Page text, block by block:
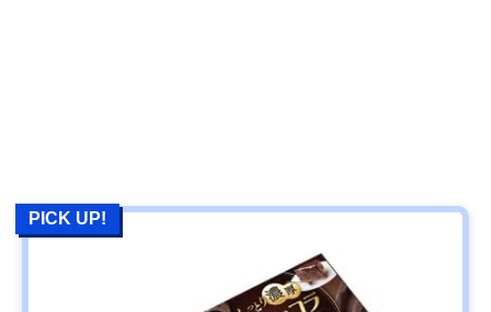
PICK UP!